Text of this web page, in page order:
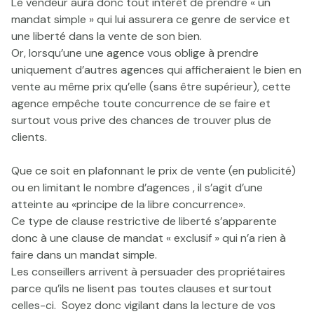
mandat simple » qui lui assurera ce genre de service et
une liberté dans la vente de son bien.
Or, lorsqu’une une agence vous oblige à prendre
uniquement d’autres agences qui afficheraient le bien en
vente au même prix qu’elle (sans être supérieur), cette
agence empêche toute concurrence de se faire et
surtout vous prive des chances de trouver plus de
clients.
Que ce soit en plafonnant le prix de vente (en publicité)
ou en limitant le nombre d’agences , il s’agit d’une
atteinte au «principe de la libre concurrence».
Ce type de clause restrictive de liberté s’apparente
donc à une clause de mandat « exclusif » qui n’a rien à
faire dans un mandat simple.
Les conseillers arrivent à persuader des propriétaires
parce qu’ils ne lisent pas toutes clauses et surtout
celles-ci. Soyez donc vigilant dans la lecture de vos